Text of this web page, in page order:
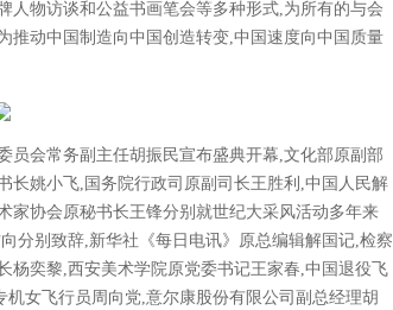
人物访谈和公益书画笔会等多种形式,为所有的与会
推动中国制造向中国创造转变,中国速度向中国质量
员会常务副主任胡振民宣布盛典开幕,文化部原副部
长姚小飞,国务院行政司原副司长王胜利,中国人民解
家协会原秘书长王锋分别就世纪大采风活动多年来
分别致辞,新华社《每日电讯》原总编辑解国记,检察
杨奕黎,西安美术学院原党委书记王家春,中国退役飞
女飞行员周向党,意尔康股份有限公司副总经理胡